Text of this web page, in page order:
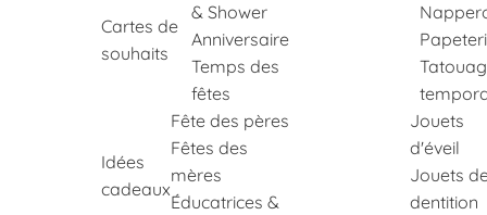
Cartes de
souhaits
& Shower
Anniversaire
Temps des
fêtes
Idées
cadeaux
Fête des pères
Fêtes des
mères
Éducatrices &
Jouets
d'éveil
Jouets
dentition